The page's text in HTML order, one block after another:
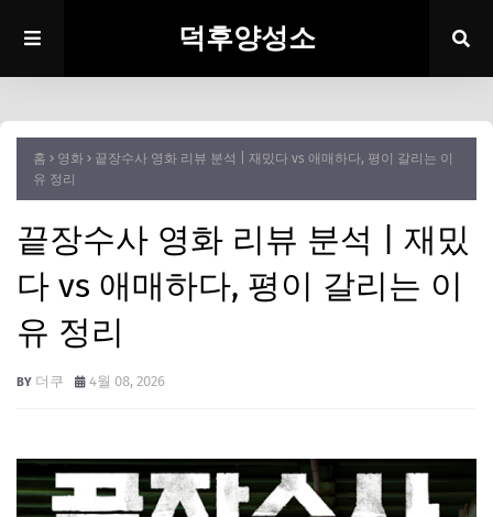
덕후양성소
홈 영화
끝장수사 영화 리뷰 분석 | 재밌다 vs 애매하다, 평이 갈리는 이
유 정리
끝장수사 영화 리뷰 분석 | 재밌
다 vs 애매하다, 평이 갈리는 이
유 정리
더쿠 4월 08, 2026